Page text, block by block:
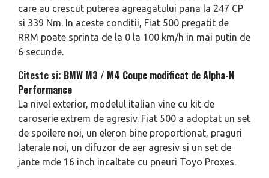
care au crescut puterea agreagatului pana la 247 CP
si 339 Nm. In aceste conditii, Fiat 500 pregatit de
RRM poate sprinta de la 0 la 100 km/h in mai putin de
6 secunde.
Citeste si: BMW M3 / M4 Coupe modificat de Alpha-N
Performance
La nivel exterior, modelul italian vine cu kit de
caroserie extrem de agresiv. Fiat 500 a adoptat un set
de spoilere noi, un eleron bine proportionat, praguri
laterale noi, un difuzor de aer agresiv si un set de
jante mde 16 inch incaltate cu pneuri Toyo Proxes.